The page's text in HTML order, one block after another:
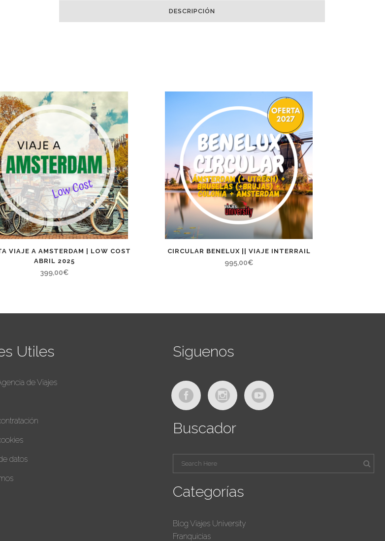
DESCRIPCIÓN
VIAJE A AMSTERDAM | LOW COST
ABRIL 2025
399,00€
CIRCULAR BENELUX || VIAJE INTERRAIL
995,00€
Utiles
de Viajes
datos
Siguenos
Buscador
Categorías
Blog Viajes University
Franquicias